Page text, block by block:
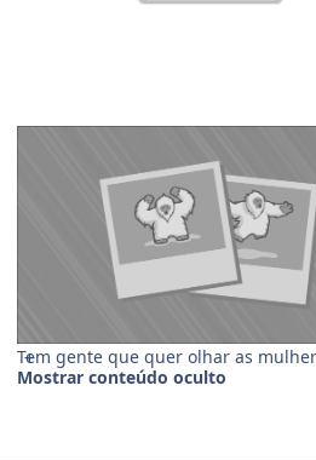
Tem gente que quer olhar as
Mostrar conteúdo oculto